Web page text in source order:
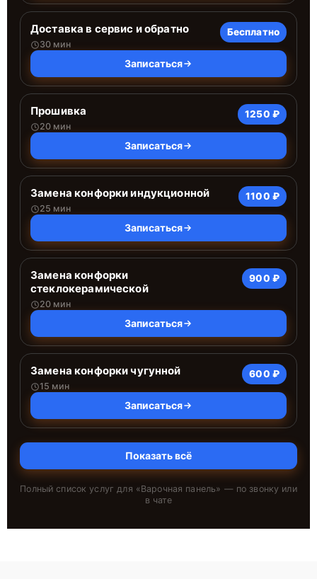
Доставка в сервис и обратно
30 мин
Бесплатно
Записаться
Прошивка
20 мин
1250 ₽
Записаться
Замена конфорки индукционной
25 мин
1100 ₽
Записаться
Замена конфорки
стеклокерамической
20 мин
900 ₽
Записаться
Замена конфорки чугунной
15 мин
600 ₽
Записаться
Показать всё
Полный список услуг для «Варочная панель» — по звонку или
в чате